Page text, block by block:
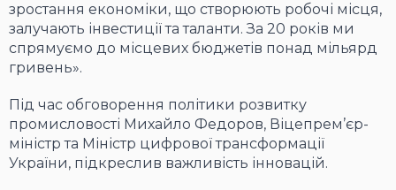
зростання економіки, що створюють робочі місця,
залучають інвестиції та таланти. За 20 років ми
спрямуємо до місцевих бюджетів понад мільярд
гривень».
Під час обговорення політики розвитку
промисловості Михайло Федоров, Віцепрем’єр-
міністр та Міністр цифрової трансформації
України, підкреслив важливість інновацій.